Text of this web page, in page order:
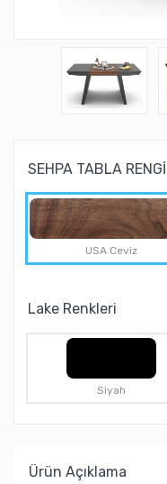
SEHPA TABLA RENGİ
USA Ceviz
Lake Renkleri
Siyah
Ürün Açıklama